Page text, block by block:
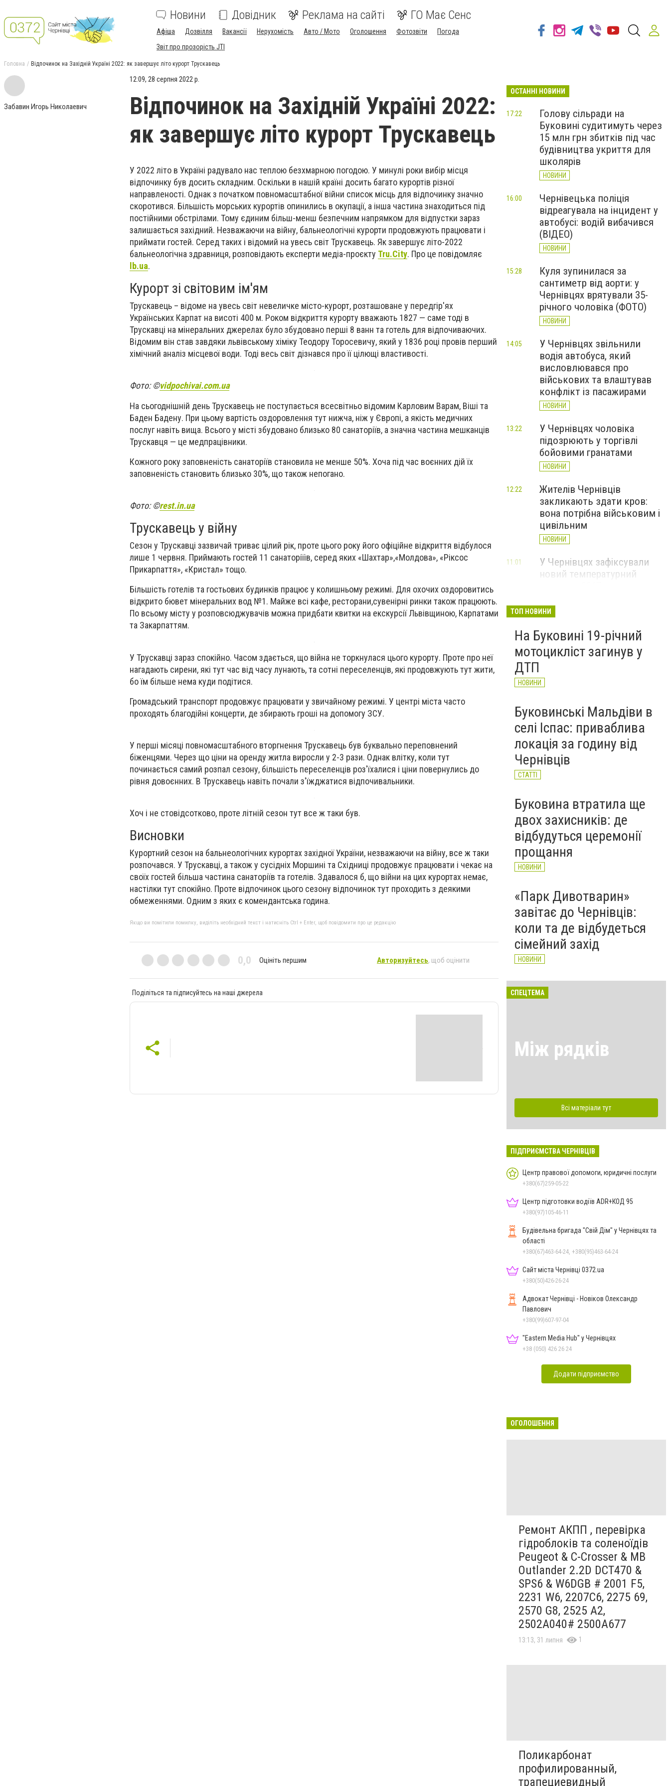
Новини Довідник Реклама на сайті ГО Має Сенс
Афіша Дозвілля Вакансії Нерухомість Авто / Мото Оголошення Фотозвіти
Погода
Звіт про прозорість JTI
Головна Відпочинок на Західній Україні 2022: як завершує літо курорт Трускавець
Забавин Игорь Николаевич
12:09, 28 серпня 2022 р.
Відпочинок на Західній Україні 2022:
як завершує літо курорт Трускавець
У 2022 літо в Україні радувало нас теплою безхмарною погодою. У минулі роки вибір місця
відпочинку був досить складним. Оскільки в нашій країні досить багато курортів різної
направленості. Однак з початком повномасштабної війни список місць для відпочинку значно
скоротився. Більшість морських курортів опинились в окупації, а інша частина знаходиться під
постійними обстрілами. Тому єдиним більш-менш безпечним напрямком для відпустки зараз
залишається західний. Незважаючи на війну, бальнеологічні курорти продовжують працювати і
приймати гостей. Серед таких і відомий на увесь світ Трускавець. Як завершує літо-2022
бальнеологічна здравниця, розповідають експерти медіа-проєкту Tru.City. Про це повідомляє
lb.ua.
Курорт зі світовим ім'ям
Трускавець – відоме на увесь світ невеличке місто-курорт, розташоване у передгір'ях
Українських Карпат на висоті 400 м. Роком відкриття курорту вважають 1827 — саме тоді в
Трускавці на мінеральних джерелах було збудовано перші 8 ванн та готель для відпочиваючих.
Відомим він став завдяки львівському хіміку Теодору Торосевичу, який у 1836 році провів перший
хімічний аналіз місцевої води. Тоді весь світ дізнався про її цілющі властивості.
Фото: ©vidpochivai.com.ua
На сьогоднішній день Трускавець не поступається всесвітньо відомим Карловим Варам, Віші та
Баден Бадену. При цьому вартість оздоровлення тут нижча, ніж у Європі, а якість медичних
послуг навіть вища. Всього у місті збудовано близько 80 санаторіїв, а значна частина мешканців
Трускавця — це медпрацівники.
Кожного року заповненість санаторіїв становила не менше 50%. Хоча під час воєнних дій їх
заповненість становить близько 30%, що також непогано.
Фото: ©rest.in.ua
Трускавець у війну
Сезон у Трускавці зазвичай триває цілий рік, проте цього року його офіційне відкриття відбулося
лише 1 червня. Приймають гостей 11 санаторіїів, серед яких «Шахтар»,«Молдова», «Ріксос
Прикарпаття», «Кристал» тощо.
Більшість готелів та гостьових будинків працює у колишньому режимі. Для охочих оздоровитись
відкрито бювет мінеральних вод №1. Майже всі кафе, ресторани,сувенірні ринки також працюють.
По всьому місту у розповсюджувачів можна придбати квитки на екскурсії Львівщиною, Карпатами
та Закарпаттям.
У Трускавці зараз спокійно. Часом здається, що війна не торкнулася цього курорту. Проте про неї
нагадають сирени, які тут час від часу лунають, та сотні переселенців, які продовжують тут жити,
бо їм більше нема куди подітися.
Громадський транспорт продовжує працювати у звичайному режимі. У центрі міста часто
проходять благодійні концерти, де збирають гроші на допомогу ЗСУ.
У перші місяці повномасштабного вторгнення Трускавець був буквально переповнений
біженцями. Через що ціни на оренду житла виросли у 2-3 рази. Однак влітку, коли тут
починається самий розпал сезону, більшість переселенців роз'їхалися і ціни повернулись до
рівня довоєнних. В Трускавець навіть почали з'їжджатися відпочивальники.
Хоч і не стовідсотково, проте літній сезон тут все ж таки був.
Висновки
Курортний сезон на бальнеологічних курортах західної України, незважаючи на війну, все ж таки
розпочався. У Трускавці, а також у сусідніх Моршині та Східниці продовжує працювати і чекає на
своїх гостей більша частина санаторіїв та готелів. Здавалося б, що війни на цих курортах немає,
настілки тут спокійно. Проте відпочинок цього сезону відпочинок тут проходить з деякими
обмеженнями. Одним з яких є комендантська година.
Якщо ви помітили помилку, виділіть необхідний текст і натисніть Ctrl + Enter, щоб повідомити про це редакцію
0,0 Оцініть першим Авторизуйтесь, щоб оцінити
Поділіться та підписуйтесь на наші джерела
ОСТАННІ НОВИНИ
Голову сільради на
Буковині судитимуть через
15 млн грн збитків під час
будівництва укриття для
школярів
НОВИНИ
17:22
Чернівецька поліція
відреагувала на інцидент у
автобусі: водій вибачився
(ВІДЕО)
НОВИНИ
16:00
Куля зупинилася за
сантиметр від аорти: у
Чернівцях врятували 35-
річного чоловіка (ФОТО)
НОВИНИ
15:28
У Чернівцях звільнили
водія автобуса, який
висловлювався про
військових та влаштував
конфлікт із пасажирами
НОВИНИ
14:05
У Чернівцях чоловіка
підозрюють у торгівлі
бойовими гранатами
НОВИНИ
13:22
Жителів Чернівців
закликають здати кров:
вона потрібна військовим і
цивільним
НОВИНИ
12:22
У Чернівцях зафіксували
новий температурний
11:01
області обмежили рух
великовагового транспорту
НОВИНИ
ТОП НОВИНИ
На Буковині 19-річний
мотоцикліст загинув у
ДТП
НОВИНИ
Буковинські Мальдіви в
селі Іспас: приваблива
локація за годину від
Чернівців
СТАТТІ
Буковина втратила ще
двох захисників: де
відбудуться церемонії
прощання
НОВИНИ
«Парк Дивотварин»
завітає до Чернівців:
коли та де відбудеться
сімейний захід
НОВИНИ
СПЕЦТЕМА
Між рядків
Всі матеріали тут
ПІДПРИЄМСТВА ЧЕРНІВЦІВ
Центр правової допомоги, юридичні послуги
+380(67)259-05-22
Центр підготовки водіїв ADR+КОД 95
+380(97)105-46-11
Будівельна бригада "Свій Дім" у Чернівцях та
області
+380(67)463-64-24, +380(95)463-64-24
Сайт міста Чернівці 0372.ua
+380(50)426-26-24
Адвокат Чернівці - Новіков Олександр
Павлович
+380(99)607-97-04
"Eastern Media Hub" у Чернівцях
+38 (050) 426 26 24
Додати підприємство
ОГОЛОШЕННЯ
Ремонт АКПП , перевірка
гідроблоків та соленоїдів
Peugeot & C-Crosser & MB
Outlander 2.2D DCT470 &
SPS6 & W6DGB # 2001 F5,
2231 W6, 2207C6, 2275 69,
2570 G8, 2525 A2,
2502A040# 2500A677
13:13, 31 липня 1
Поликарбонат
профилированный,
трапециевидный